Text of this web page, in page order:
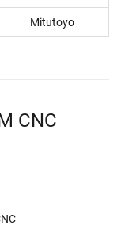
Mitutoyo
CNC